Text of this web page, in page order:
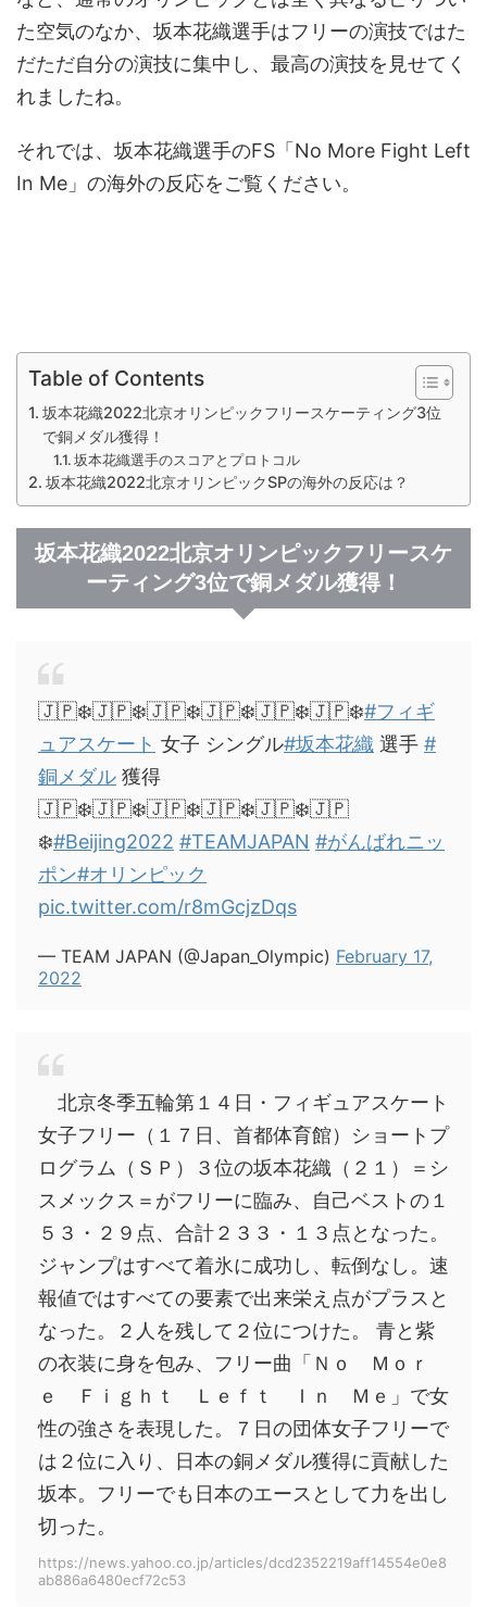
た空気のなか、坂本花織選手はフリーの演技ではた
だただ自分の演技に集中し、最高の演技を見せてく
れましたね。
それでは、坂本花織選手のFS「No More Fight Left
In Me」の海外の反応をご覧ください。
Table of Contents
坂本花織2022北京オリンピックフリースケーティング3位
で銅メダル獲得！
坂本花織選手のスコアとプロトコル
坂本花織2022北京オリンピックSPの海外の反応は？
坂本花織2022北京オリンピックフリースケ
ーティング3位で銅メダル獲得！
🇯🇵❄️🇯🇵❄️🇯🇵❄️🇯🇵❄️🇯🇵❄️🇯🇵❄️#フィギ
ュアスケート 女子 シングル#坂本花織 選手 #
銅メダル 獲得
🇯🇵❄️🇯🇵❄️🇯🇵❄️🇯🇵❄️🇯🇵❄️🇯🇵
❄️#Beijing2022 #TEAMJAPAN #がんばれニッ
ポン#オリンピック
pic.twitter.com/r8mGcjzDqs
— TEAM JAPAN (@Japan_Olympic) February 17,
2022
北京冬季五輪第１４日・フィギュアスケート
女子フリー（１７日、首都体育館）ショートプ
ログラム（ＳＰ）３位の坂本花織（２１）＝シ
スメックス＝がフリーに臨み、自己ベストの１
５３・２９点、合計２３３・１３点となった。
ジャンプはすべて着氷に成功し、転倒なし。速
報値ではすべての要素で出来栄え点がプラスと
なった。２人を残して２位につけた。 青と紫
の衣装に身を包み、フリー曲「Ｎｏ Ｍｏｒ
ｅ Ｆｉｇｈｔ Ｌｅｆｔ Ｉｎ Ｍｅ」で女
性の強さを表現した。７日の団体女子フリーで
は２位に入り、日本の銅メダル獲得に貢献した
坂本。フリーでも日本のエースとして力を出し
切った。
https://news.yahoo.co.jp/articles/dcd2352219aff14554e0e8
ab886a6480ecf72c53